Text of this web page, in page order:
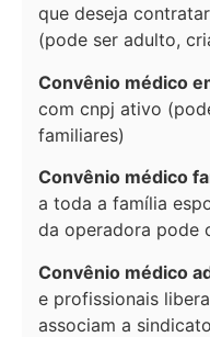
que deseja
(pode ser adulto,
Convênio médico
com cnpj ativo
familiares)
Convênio médico
a toda a família
da operadora pode
Convênio médico
e profissionais
associam a